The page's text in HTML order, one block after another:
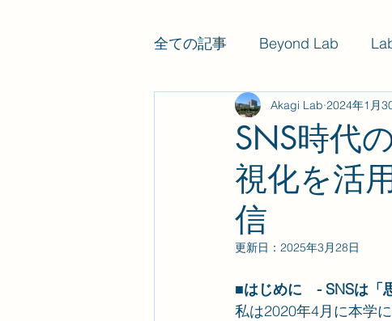
全ての記事 Beyond Lab
Future Self Lab
SNS時代
視化を活
信
Akagi Lab 2024年1月
更新日： 2025年3月28日
■はじめに　- SNSは「
私は2020年4月に本学